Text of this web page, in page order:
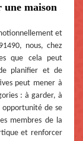
maison
et
nous, chez
que cela peut
planifier et de
peut mener à
: à garder, à
de se
membres de la
et renforcer